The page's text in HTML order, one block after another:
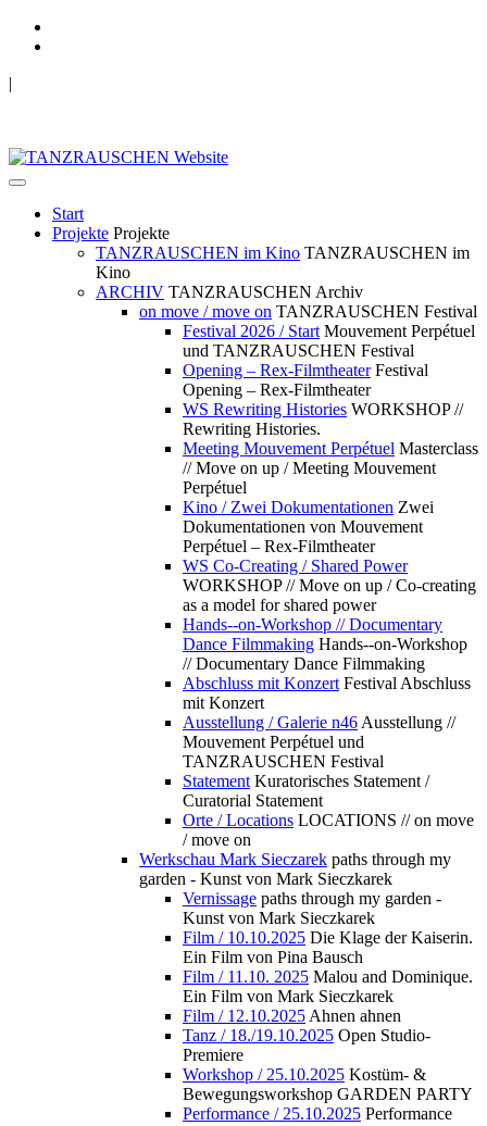
|
Start
Projekte Projekte
TANZRAUSCHEN im Kino TANZRAUSCHEN im
Kino
ARCHIV TANZRAUSCHEN Archiv
on move / move on TANZRAUSCHEN Festival
Festival 2026 / Start Mouvement Perpétuel
und TANZRAUSCHEN Festival
Opening – Rex-Filmtheater Festival
Opening – Rex-Filmtheater
WS Rewriting Histories WORKSHOP //
Rewriting Histories.
Meeting Mouvement Perpétuel Masterclass
// Move on up / Meeting Mouvement
Perpétuel
Kino / Zwei Dokumentationen Zwei
Dokumentationen von Mouvement
Perpétuel – Rex-Filmtheater
WS Co-Creating / Shared Power
WORKSHOP // Move on up / Co-creating
as a model for shared power
Hands--on-Workshop // Documentary
Dance Filmmaking Hands--on-Workshop
// Documentary Dance Filmmaking
Abschluss mit Konzert Festival Abschluss
mit Konzert
Ausstellung / Galerie n46 Ausstellung //
Mouvement Perpétuel und
TANZRAUSCHEN Festival
Statement Kuratorisches Statement /
Curatorial Statement
Orte / Locations LOCATIONS // on move
/ move on
Werkschau Mark Sieczarek paths through my
garden - Kunst von Mark Sieczkarek
Vernissage paths through my garden -
Kunst von Mark Sieczkarek
Film / 10.10.2025 Die Klage der Kaiserin.
Ein Film von Pina Bausch
Film / 11.10. 2025 Malou and Dominique.
Ein Film von Mark Sieczkarek
Film / 12.10.2025 Ahnen ahnen
Tanz / 18./19.10.2025 Open Studio-
Premiere
Workshop / 25.10.2025 Kostüm- &
Bewegungsworkshop GARDEN PARTY
Performance / 25.10.2025 Performance